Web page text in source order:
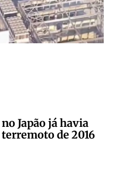
Japão já havia
de 2016